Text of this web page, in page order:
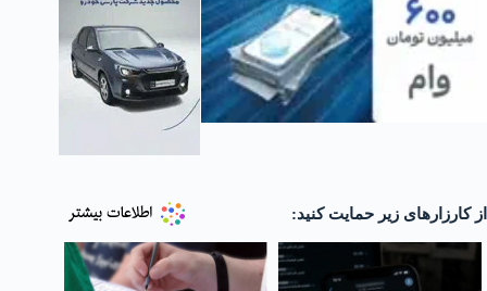
از کارزارهای زیر حمایت کنید: